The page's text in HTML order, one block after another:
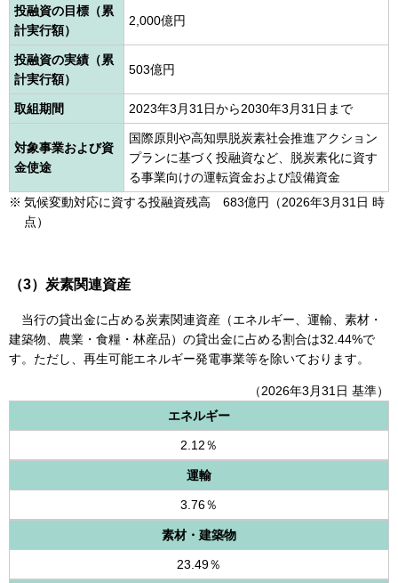
投融資の目標（累
計実行額）
2,000億円
投融資の実績（累
計実行額）
503億円
取組期間 2023年3月31日から2030年3月31日まで
対象事業および資
金使途
国際原則や高知県脱炭素社会推進アクション
プランに基づく投融資など、脱炭素化に資す
る事業向けの運転資金および設備資金
気候変動対応に資する投融資残高 683億円（2026年3月31日 時
点）
（3）炭素関連資産
当行の貸出金に占める炭素関連資産（エネルギー、運輸、素材・
建築物、農業・食糧・林産品）の貸出金に占める割合は32.44%で
す。ただし、再生可能エネルギー発電事業等を除いております。
（2026年3月31日 基準）
エネルギー
2.12％
運輸
3.76％
素材・建築物
23.49％